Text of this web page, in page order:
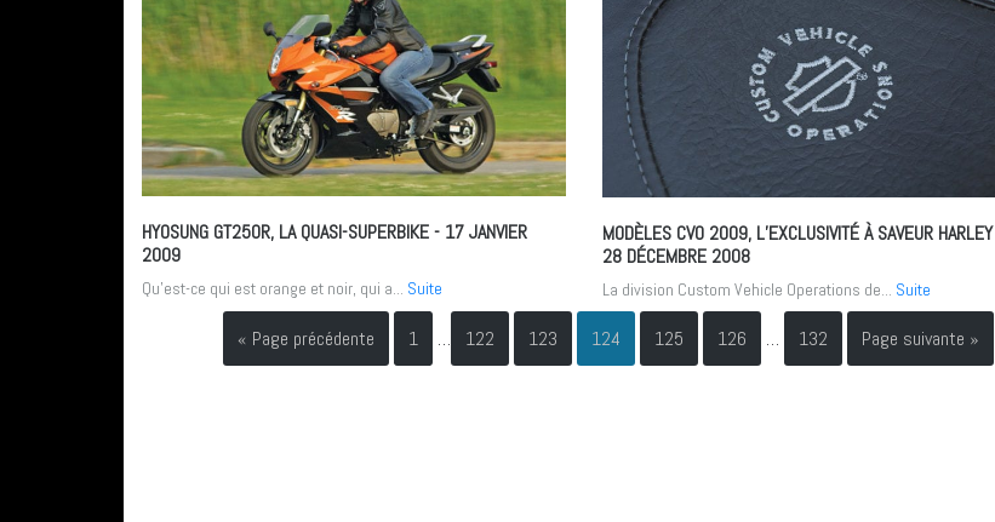
HYOSUNG GT250R, LA QUASI-SUPERBIKE- 17 JANVIER
2009
Qu’est-ce qui est orange et noir, qui a... Suite
MODÈLES CVO 2009, L’EXCLUSIVITÉ À SAVEUR HARLEY
28 DÉCEMBRE 2008
La division Custom Vehicle Operations de... Suite
« Page précédente 1 … 122 123 124 125 126 … 132 Page suivante »